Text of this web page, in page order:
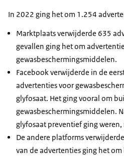
In 2022 ging het om 1.254
Marktplaats verwijderde 635
gevallen ging het om
gewasbeschermingsmiddelen.
Facebook verwijderde in de
advertenties voor
glyfosaat. Het ging vooral om
gewasbeschermingsmiddelen.
glyfosaat preventief ging
De andere platforms
van de advertenties ging het